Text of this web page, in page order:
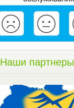
Наши партнеры